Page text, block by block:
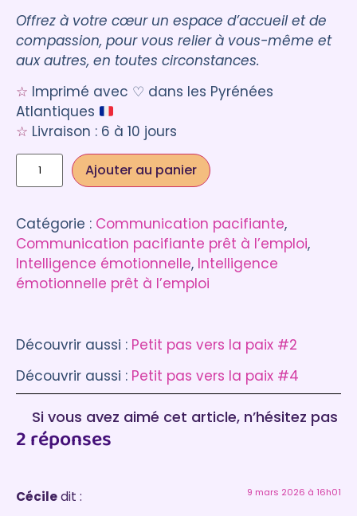
Offrez à votre cœur un espace d’accueil et de
compassion, pour vous relier à vous-même et
aux autres, en toutes circonstances.
☆ Imprimé avec ♡ dans les Pyrénées
Atlantiques
☆ Livraison : 6 à 10 jours
Ajouter au panier
Catégorie : Communication pacifiante
Communication pacifiante prêt à l’emploi
Intelligence émotionnelle, Intelligence
émotionnelle prêt à l’emploi
Découvrir aussi : Petit pas vers la paix #2
Découvrir aussi : Petit pas vers la paix #4
Si vous avez aimé cet article, n’hésitez pas
à laisser un commentaire :)
2 réponses
Céciledit : 9 mars 2026 à 16h01